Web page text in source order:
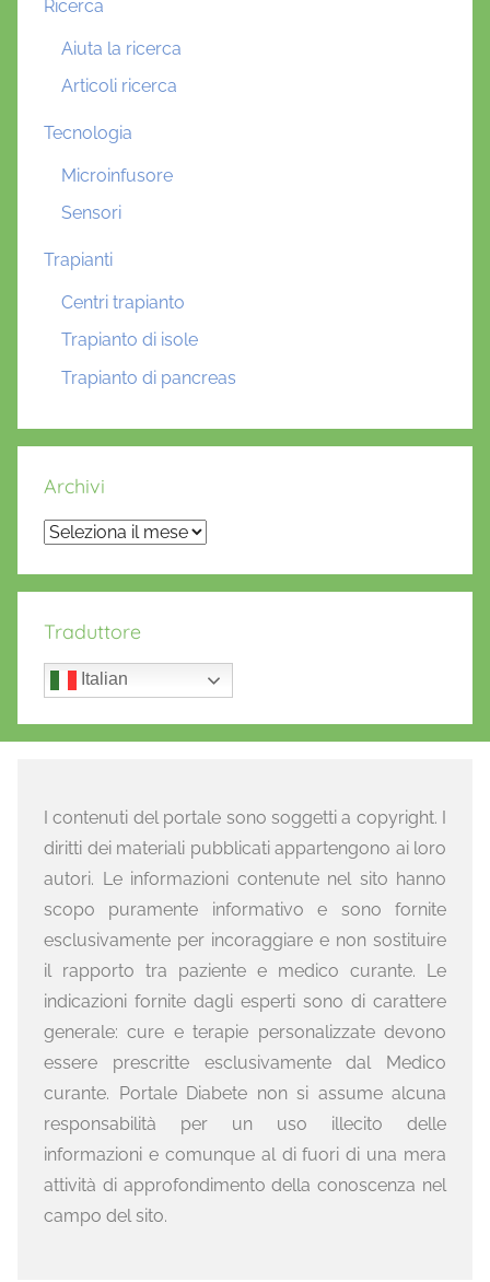
Ricerca
Aiuta la ricerca
Articoli ricerca
Tecnologia
Microinfusore
Sensori
Trapianti
Centri trapianto
Trapianto di isole
Trapianto di pancreas
Archivi
Archivi
Traduttore
Italian
I contenuti del portale sono soggetti a copyright. I
diritti dei materiali pubblicati appartengono ai loro
autori. Le informazioni contenute nel sito hanno
scopo puramente informativo e sono fornite
esclusivamente per incoraggiare e non sostituire
il rapporto tra paziente e medico curante. Le
indicazioni fornite dagli esperti sono di carattere
generale: cure e terapie personalizzate devono
essere prescritte esclusivamente dal Medico
curante. Portale Diabete non si assume alcuna
responsabilità per un uso illecito delle
informazioni e comunque al di fuori di una mera
attività di approfondimento della conoscenza nel
campo del sito.